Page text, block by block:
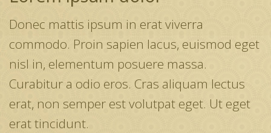
Donec mattis ipsum in erat viverra
commodo. Proin sapien lacus, euismod eget
nisl in, elementum posuere massa.
Curabitur a odio eros. Cras aliquam lectus
erat, non semper est volutpat eget. Ut eget
erat tincidunt.